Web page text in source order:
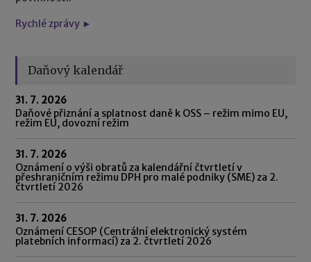
Rychlé zprávy ►
Daňový kalendář
31. 7. 2026
Daňové přiznání a splatnost daně k OSS – režim mimo EU,
režim EU, dovozní režim
31. 7. 2026
Oznámení o výši obratů za kalendářní čtvrtletí v
přeshraničním režimu DPH pro malé podniky (SME) za 2.
čtvrtletí 2026
31. 7. 2026
Oznámení CESOP (Centrální elektronický systém
platebních informací) za 2. čtvrtletí 2026